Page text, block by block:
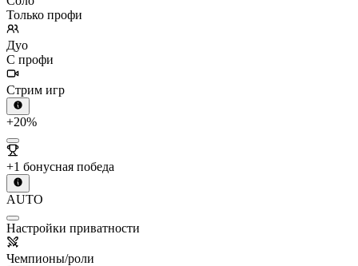
Только профи
Дуо
С профи
Стрим игр
+20%
+1 бонусная победа
AUTO
Настройки приватности
Чемпионы/роли